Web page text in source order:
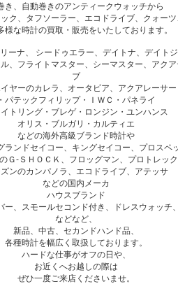
き、自動巻きのアンティークウォッチから
ク、タフソーラー、エコドライブ、クォー
様な時計の買取・販売をいたしております。
ーナ、 シードゥエラー、デイトナ、デイト
、フライトマスター、シーマスター、アク
ブ
ヤーのカレラ、オータビア、アクアレーサー
・パテックフィリップ・ＩＷＣ・パネライ
トリング・ブレゲ・ロンジン・ユンハンス
オリス・ブルガリ・カルティエ
などの海外高級ブランド時計や
ランドセイコー、キングセイコー、プロスペ
Ｇ-ＳＨＯＣＫ、フロッグマン、プロトレック
ンのカンパノラ、エコドライブ、アテッサ
などの国内メーカ
ハウスブランド
ー、スモールセコンド付き、ドレスウォッチ
などなど、
新品、中古、セカンドハンド品、
各種時計を幅広く取扱しております。
ハードな仕事がオフの日や、
お近くへお越しの際は
ぜひ一度ご来店くださいませ。